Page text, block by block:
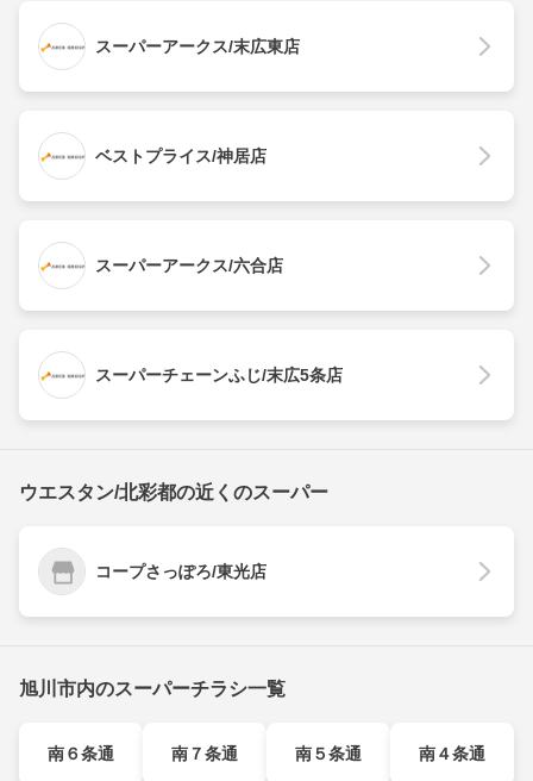
スーパーアークス/末広東店
ベストプライス/神居店
スーパーアークス/六合店
スーパーチェーンふじ/末広5条店
ウエスタン/北彩都の近くのスーパー
コープさっぽろ/東光店
旭川市内のスーパーチラシ一覧
南６条通 南７条通 南５条通 南４条通